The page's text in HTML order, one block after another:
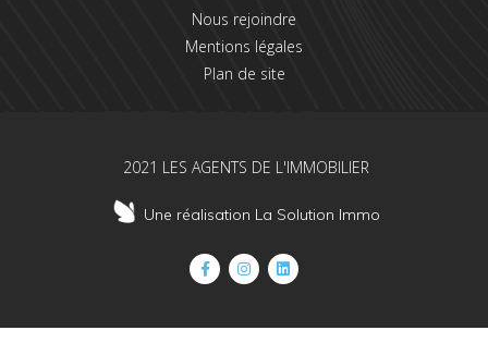
Nous rejoindre
Mentions légales
Plan de site
2021 LES AGENTS DE L'IMMOBILIER
Une réalisation La Solution Immo